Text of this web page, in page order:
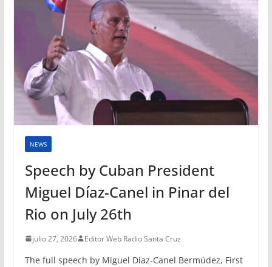
NEWS
Speech by Cuban President
Miguel Díaz-Canel in Pinar del
Rio on July 26th
julio 27, 2026 Editor Web Radio Santa Cruz
The full speech by Miguel Díaz-Canel Bermúdez, First